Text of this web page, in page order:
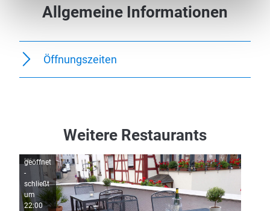
Allgemeine Informationen
Öffnungszeiten
Weitere Restaurants
geöffnet
-
schließt
um
22:00